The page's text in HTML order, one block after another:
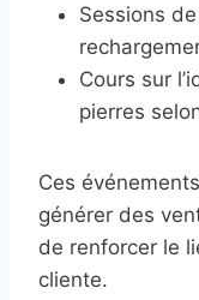
Sessions
Cours sur
pierres
Ces
générer des
de renforcer le
cliente.